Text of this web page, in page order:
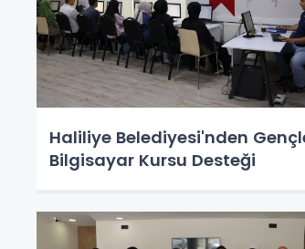
Haliliye Belediyesi'nden
Bilgisayar Kursu Desteği